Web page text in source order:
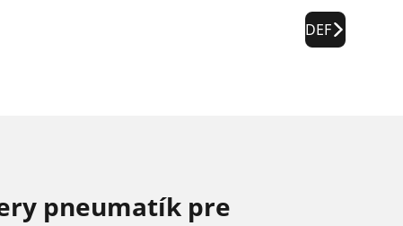
DEF
pneumatík pre